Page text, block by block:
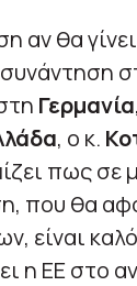
αν θα
Γερμανία
, ο κ.
πως σε
που θα
είναι
η ΕΕ στο